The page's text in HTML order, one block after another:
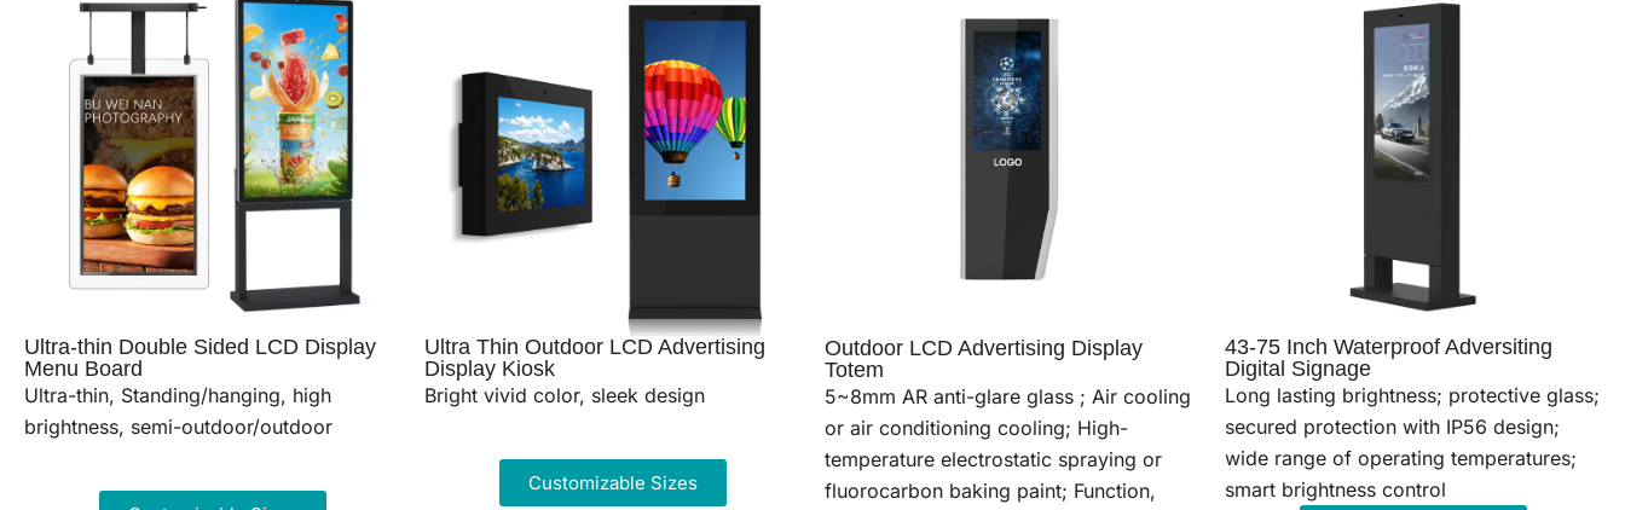
Ultra-thin Double Sided LCD Display
Menu Board
Ultra-thin, Standing/hanging, high
brightness, semi-outdoor/outdoor
Ultra Thin Outdoor LCD Advertising
Display Kiosk
Bright vivid color, sleek design
Customizable Sizes
Outdoor LCD Advertising Display
Totem
5~8mm AR anti-glare glass ; Air cooling
or air conditioning cooling; High-
temperature electrostatic spraying or
fluorocarbon baking paint; Function,
43-75 Inch Waterproof Adversiting
Digital Signage
Long lasting brightness; protective glass;
secured protection with IP56 design;
wide range of operating temperatures;
smart brightness control